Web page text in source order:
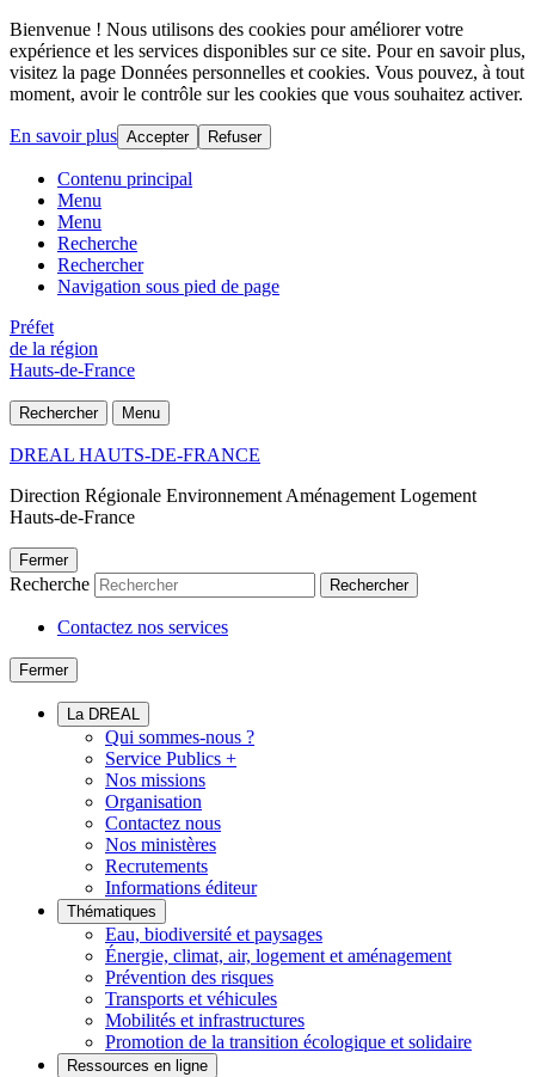
Bienvenue ! Nous utilisons des cookies pour améliorer votre
expérience et les services disponibles sur ce site. Pour en savoir plus,
visitez la page Données personnelles et cookies. Vous pouvez, à tout
moment, avoir le contrôle sur les cookies que vous souhaitez activer.
En savoir plus Accepter Refuser
Contenu principal
Menu
Menu
Recherche
Rechercher
Navigation sous pied de page
Préfet
de la région
Hauts-de-France
Rechercher Menu
DREAL HAUTS-DE-FRANCE
Direction Régionale Environnement Aménagement Logement
Hauts-de-France
Fermer
Recherche Rechercher
Contactez nos services
Fermer
La DREAL
Qui sommes-nous ?
Service Publics +
Nos missions
Organisation
Contactez nous
Nos ministères
Recrutements
Informations éditeur
Thématiques
Eau, biodiversité et paysages
Énergie, climat, air, logement et aménagement
Prévention des risques
Transports et véhicules
Mobilités et infrastructures
Promotion de la transition écologique et solidaire
Ressources en ligne